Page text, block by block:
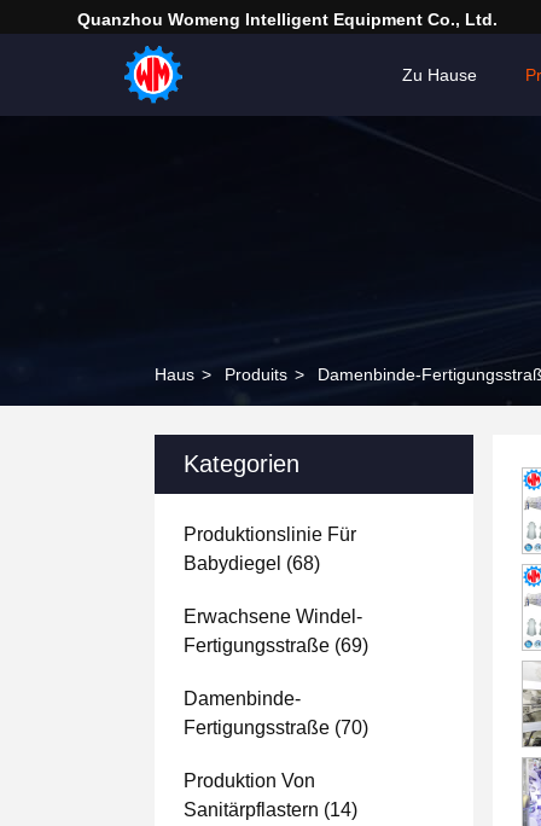
Quanzhou Womeng Intelligent Equipment Co., Ltd.
Zu Hause
Haus > Produits > Damenbinde-
Kategorien
Produktionslinie Für
Babydiegel (68)
Erwachsene Windel-
Fertigungsstraße (69)
Damenbinde-
Fertigungsstraße (70)
Produktion Von
Sanitärpflastern (14)